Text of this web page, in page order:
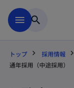
menu search
トップ 採用情報
通年採用（中途採用）